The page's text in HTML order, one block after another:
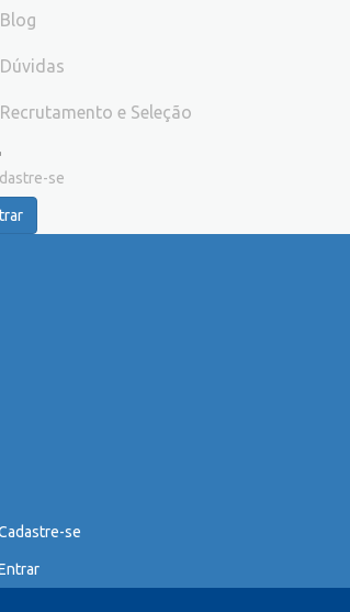
Blog
Dúvidas
Recrutamento e Seleção
se
se